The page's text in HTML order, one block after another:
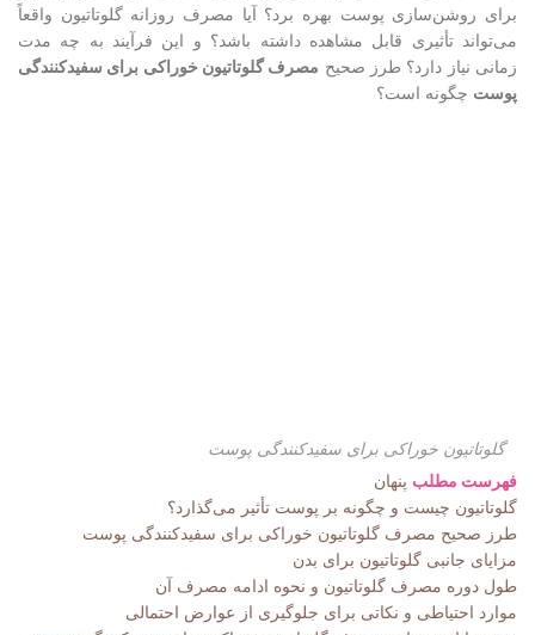
برای روشن‌سازی پوست بهره برد؟ آیا مصرف روزانه گلوتاتیون واقعاً
می‌تواند تأثیری قابل مشاهده داشته باشد؟ و این فرآیند به چه مدت
زمانی نیاز دارد؟ طرز صحیح مصرف گلوتاتیون خوراکی برای سفیدکنندگی
پوست چگونه است؟
گلوتاتیون خوراکی برای سفیدکنندگی پوست
فهرست مطلب پنهان
گلوتاتیون چیست و چگونه بر پوست تأثیر می‌گذارد؟
طرز صحیح مصرف گلوتاتیون خوراکی برای سفیدکنندگی پوست
مزایای جانبی گلوتاتیون برای بدن
طول دوره مصرف گلوتاتیون و نحوه ادامه مصرف آن
موارد احتیاطی و نکاتی برای جلوگیری از عوارض احتمالی